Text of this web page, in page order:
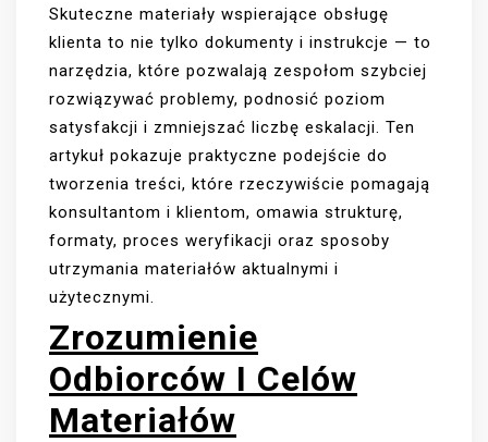
Skuteczne materiały wspierające obsługę
klienta to nie tylko dokumenty i instrukcje — to
narzędzia, które pozwalają zespołom szybciej
rozwiązywać problemy, podnosić poziom
satysfakcji i zmniejszać liczbę eskalacji. Ten
artykuł pokazuje praktyczne podejście do
tworzenia treści, które rzeczywiście pomagają
konsultantom i klientom, omawia strukturę,
formaty, proces weryfikacji oraz sposoby
utrzymania materiałów aktualnymi i
użytecznymi.
Zrozumienie
Odbiorców I Celów
Materiałów